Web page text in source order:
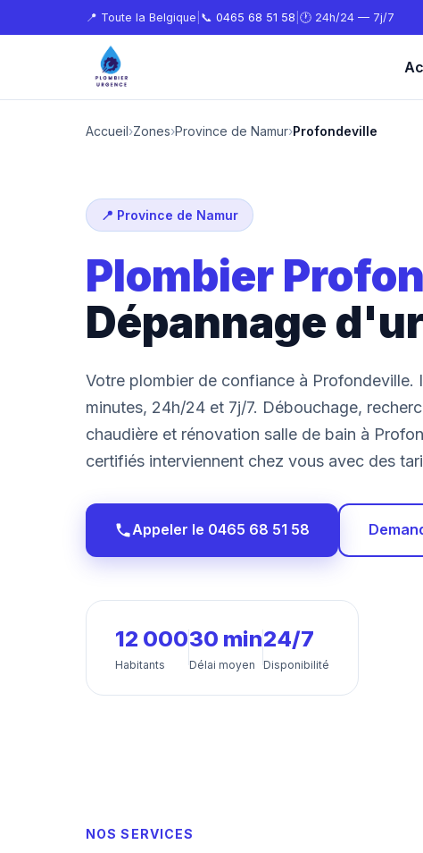
📍 Toute la Belgique 📞 0465 68 51 58 🕐 24h/24 — 7j/7
Accueil›Zones›Province de Namur›Profondeville
📍 Province de Namur
Plombier
Dépannage
Votre plombier de confiance à Profondeville.
minutes, 24h/24 et 7j/7. Débouchage,
chaudière et rénovation salle de bain à
certifiés interviennent chez vous avec des
Appeler le 0465 68 51 58
12 000
Habitants
30 min
Délai moyen
24/7
Disponibilité
NOS SERVICES